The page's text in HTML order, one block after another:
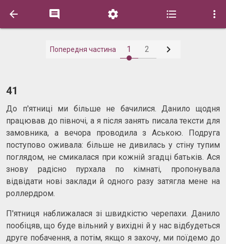
    
Попередня частина 1 2 
41
До п'ятниці ми більше не бачилися. Данило щодня
працював до півночі, а я після занять писала тексти для
замовника, а вечора проводила з Аською. Подруга
поступово оживала: більше не дивилась у стіну тупим
поглядом, не смикалася при кожній згадці батьків. Ася
знову радісно пурхала по кімнаті, пропонувала
відвідати нові заклади й одного разу затягла мене на
роллердром.
П'ятниця наближалася зі швидкістю черепахи. Данило
пообіцяв, що буде вільний у вихідні й у нас відбудеться
друге побачення, а потім, якщо я захочу, ми поїдемо до